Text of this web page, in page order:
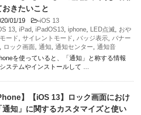
おきたいこと
01/19 -iOS 13
13, iPad, iPadOS13, iphone, LED点滅, おや
ード, サイレントモード, バッジ表示, バナー
, ロック画面, 通知, 通知センター, 通知音
を使っていると、「通知」と称する情報
ステムやインストールして ...
】【iOS 13】ロック画面におけ
通知」に関するカスタマイズと使い